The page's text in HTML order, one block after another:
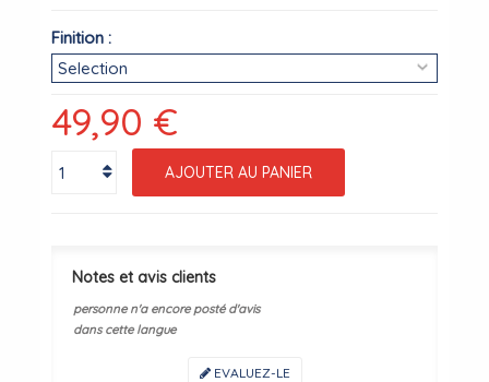
Finition :
49,90 €
AJOUTER AU PANIER
Notes et avis clients
personne n'a encore posté d'avis
dans cette langue
EVALUEZ-LE